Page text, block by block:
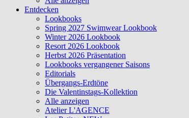
Entdecken
Lookbooks
Spring 2027 Swimwear Lookbook
Winter 2026 Lookbook
Resort 2026 Lookbook
Herbst 2026 Präsentation
Lookbooks vergangener Saisons
Editorials
Übergangs-Erdtöne
Die Valentinstags-Kollektion
Alle anzeigen
Atelier L'AGENCE